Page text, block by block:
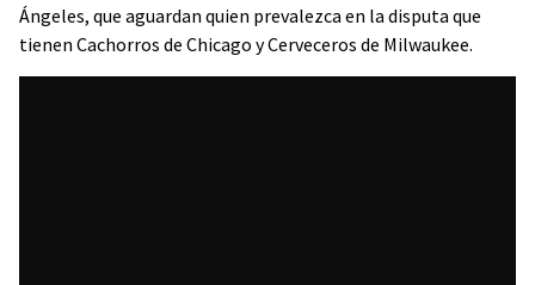
Ángeles, que aguardan quien prevalezca en la disputa que
tienen Cachorros de Chicago y Cerveceros de Milwaukee.